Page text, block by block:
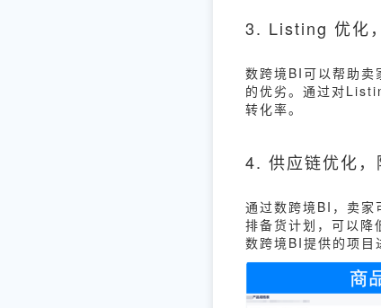
3. Listing 优化
数跨境BI可以帮助
的优劣。通过对
转化率。
4. 供应链优化，
通过数跨境BI，卖家
排备货计划，可以降
数跨境BI提供的项目